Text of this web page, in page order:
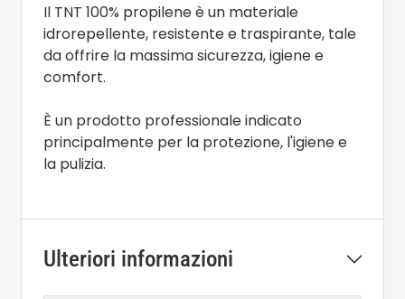
Il TNT 100% propilene è un materiale
idrorepellente, resistente e traspirante, tale
da offrire la massima sicurezza, igiene e
comfort.
È un prodotto professionale indicato
principalmente per la protezione, l'igiene e
la pulizia.
Ulteriori informazioni